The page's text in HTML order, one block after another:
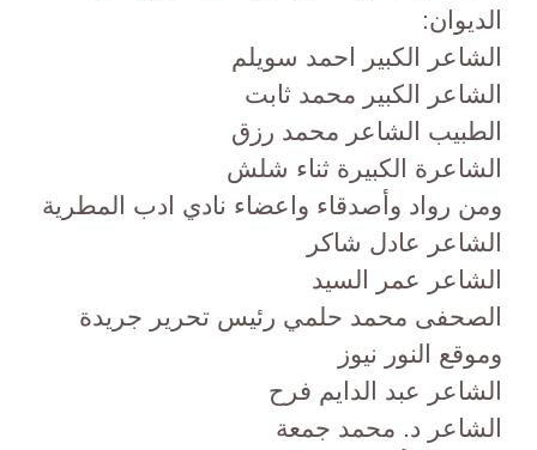
الديوان:
الشاعر الكبير احمد سويلم
الشاعر الكبير محمد ثابت
الطبيب الشاعر محمد رزق
الشاعرة الكبيرة ثناء شلش
ومن رواد وأصدقاء واعضاء نادي ادب المطرية
الشاعر عادل شاكر
الشاعر عمر السيد
الصحفى محمد حلمي رئيس تحرير جريدة
وموقع النور نيوز
الشاعر عبد الدايم فرح
الشاعر د. محمد جمعة